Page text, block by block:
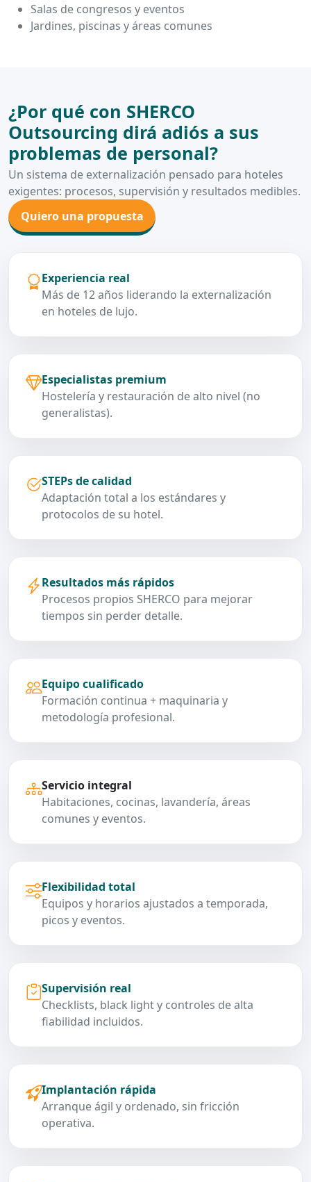
Salas de congresos y eventos
Jardines, piscinas y áreas comunes
¿Por qué con SHERCO
Outsourcing dirá adiós a sus
problemas de personal?
Un sistema de externalización pensado para hoteles
exigentes: procesos, supervisión y resultados medibles.
Quiero una propuesta
Experiencia real
Más de 12 años liderando la externalización
en hoteles de lujo.
Especialistas premium
Hostelería y restauración de alto nivel (no
generalistas).
STEPs de calidad
Adaptación total a los estándares y
protocolos de su hotel.
Resultados más rápidos
Procesos propios SHERCO para mejorar
tiempos sin perder detalle.
Equipo cualificado
Formación continua + maquinaria y
metodología profesional.
Servicio integral
Habitaciones, cocinas, lavandería, áreas
comunes y eventos.
Flexibilidad total
Equipos y horarios ajustados a temporada,
picos y eventos.
Supervisión real
Checklists, black light y controles de alta
fiabilidad incluidos.
Implantación rápida
Arranque ágil y ordenado, sin fricción
operativa.